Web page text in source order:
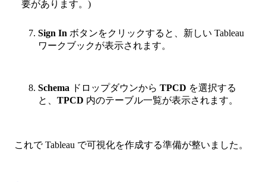
要があります。)
Sign In ボタンをクリックすると、新しい Tableau
ワークブックが表示されます。
Schema ドロップダウンから TPCD を選択する
と、 TPCD 内のテーブル一覧が表示されます。
これで Tableau で可視化を作成する準備が整いました。